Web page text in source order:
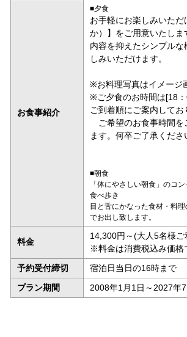
お食事紹介
■夕食
お手軽にお楽しみいた
か）】をご用意いたしま
内容を抑えたシンプル
しみいただけます。
※お料理写真はイメージ
※ご夕食のお時間は[18 ：
ご到着順にご案内してお
ご希望のお食事時間を
ます。何卒ご了承くださ
■朝食
「体にやさしい朝食」のコ
食べ歩き
目と舌にかなった食材・料
でお出し致します。
料金
14,300円～(大人5名様
※料金は消費税込み価格
予約受付締切
宿泊日当日の16時まで
プラン期間
2008年1月1日～2027年